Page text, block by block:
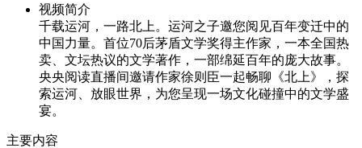
视频 小央视频 小央直播 直播中国 熊猫频道
现场 前线 比划 快看 蓝海中国 新兵请入列
体育 直播 竞猜 2026年世界杯 2026年冬奥会
VIP会员
视频简介
千载运河，一路北上。运河之子邀您阅见百年变迁中的
中国力量。首位70后茅盾文学奖得主作家，一本全国热
卖、文坛热议的文学著作，一部绵延百年的庞大故事。
央央阅读直播间邀请作家徐则臣一起畅聊《北上》，探
索运河、放眼世界，为您呈现一场文化碰撞中的文学盛
宴。
主要内容